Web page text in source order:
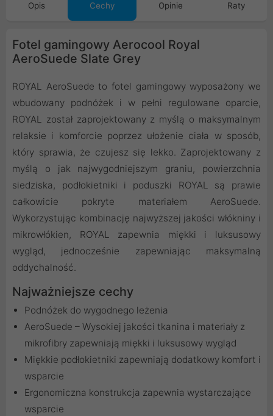
Opis Cechy Opinie Raty
Fotel gamingowy Aerocool Royal
AeroSuede Slate Grey
ROYAL AeroSuede to fotel gamingowy wyposażony we
wbudowany podnóżek i w pełni regulowane oparcie,
ROYAL został zaprojektowany z myślą o maksymalnym
relaksie i komforcie poprzez ułożenie ciała w sposób,
który sprawia, że czujesz się lekko. Zaprojektowany z
myślą o jak najwygodniejszym graniu, powierzchnia
siedziska, podłokietniki i poduszki ROYAL są prawie
całkowicie pokryte materiałem AeroSuede.
Wykorzystując kombinację najwyższej jakości włókniny i
mikrowłókien, ROYAL zapewnia miękki i luksusowy
wygląd, jednocześnie zapewniając maksymalną
oddychalność.
Najważniejsze cechy
Podnóżek do wygodnego leżenia
AeroSuede – Wysokiej jakości tkanina i materiały z
mikrofibry zapewniają miękki i luksusowy wygląd
Miękkie podłokietniki zapewniają dodatkowy komfort i
wsparcie
Ergonomiczna konstrukcja zapewnia wystarczające
wsparcie